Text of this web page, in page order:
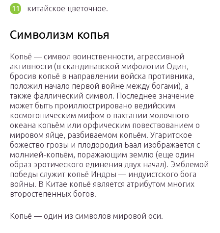
китайское цветочное.
Символизм копья
Копьё — символ воинственности, агрессивной
активности (в скандинавской мифологии Один,
бросив копьё в направлении войска противника,
положил начало первой войне между богами), а
также фаллический символ. Последнее значение
может быть проиллюстрировано ведийским
космогоническим мифом о пахтании молочного
океана копьём или орфическим повествованием о
мировом яйце, разбиваемом копьём. Угаритское
божество грозы и плодородия Баал изображается с
молнией-копьём, поражающим землю (еще один
образ эротического единения двух начал). Эмблемой
победы служит копьё Индры — индуистского бога
войны. В Китае копьё является атрибутом многих
второстепенных богов.
Копьё — один из символов мировой оси.